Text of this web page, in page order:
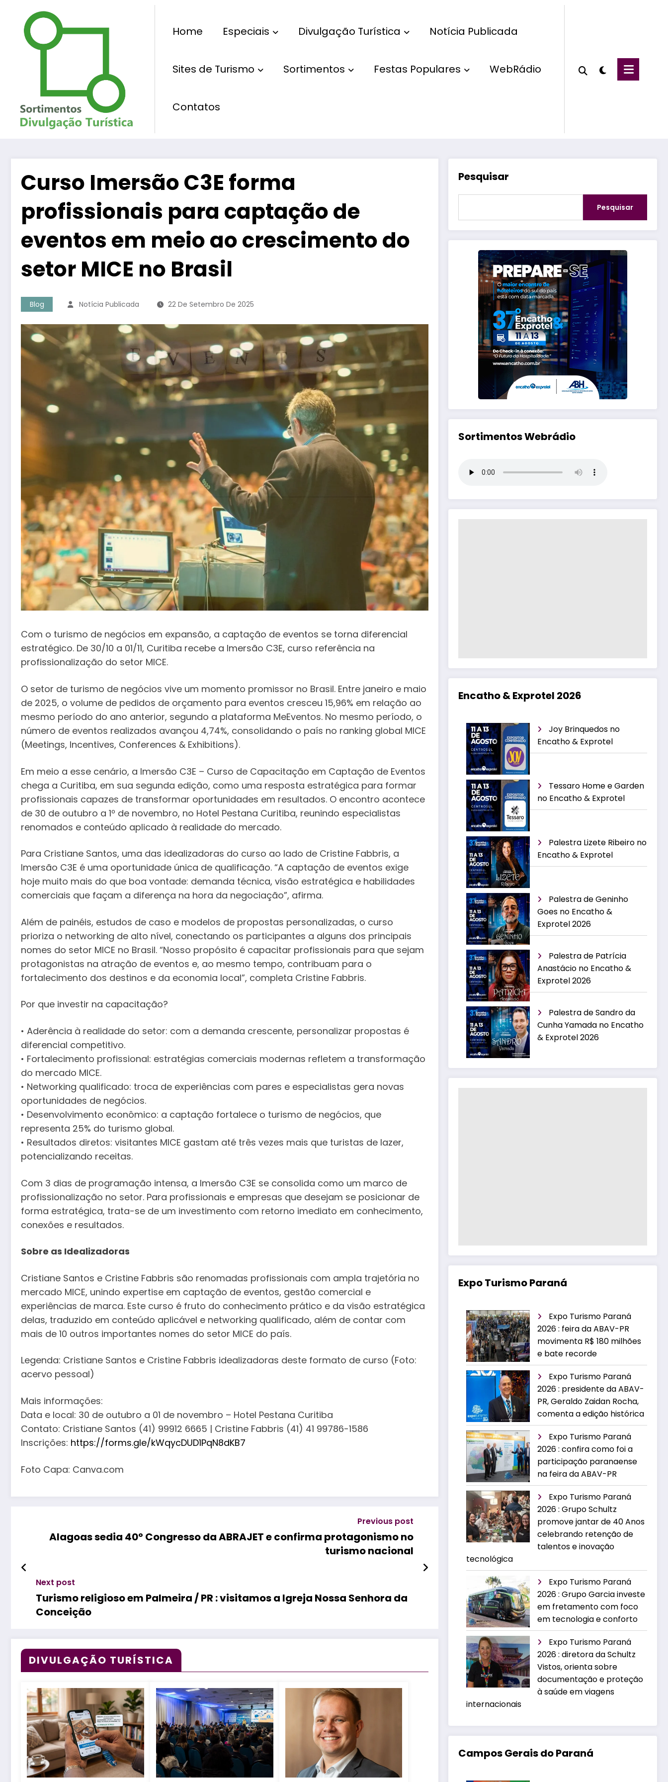
conteúdo
Home Especiais Divulgação Turística Notícia Publicada
Sites de Turismo Sortimentos Festas Populares WebRádio
Contatos
Curso Imersão C3E forma
profissionais para captação de
eventos em meio ao crescimento do
setor MICE no Brasil
Blog Notícia Publicada 22 De Setembro De 2025
Com o turismo de negócios em expansão, a captação de eventos se torna diferencial
estratégico. De 30/10 a 01/11, Curitiba recebe a Imersão C3E, curso referência na
profissionalização do setor MICE.
O setor de turismo de negócios vive um momento promissor no Brasil. Entre janeiro e maio
de 2025, o volume de pedidos de orçamento para eventos cresceu 15,96% em relação ao
mesmo período do ano anterior, segundo a plataforma MeEventos. No mesmo período, o
número de eventos realizados avançou 4,74%, consolidando o país no ranking global MICE
(Meetings, Incentives, Conferences & Exhibitions).
Em meio a esse cenário, a Imersão C3E – Curso de Capacitação em Captação de Eventos
chega a Curitiba, em sua segunda edição, como uma resposta estratégica para formar
profissionais capazes de transformar oportunidades em resultados. O encontro acontece
de 30 de outubro a 1º de novembro, no Hotel Pestana Curitiba, reunindo especialistas
renomados e conteúdo aplicado à realidade do mercado.
Para Cristiane Santos, uma das idealizadoras do curso ao lado de Cristine Fabbris, a
Imersão C3E é uma oportunidade única de qualificação. “A captação de eventos exige
hoje muito mais do que boa vontade: demanda técnica, visão estratégica e habilidades
comerciais que façam a diferença na hora da negociação”, afirma.
Além de painéis, estudos de caso e modelos de propostas personalizadas, o curso
prioriza o networking de alto nível, conectando os participantes a alguns dos principais
nomes do setor MICE no Brasil. “Nosso propósito é capacitar profissionais para que sejam
protagonistas na atração de eventos e, ao mesmo tempo, contribuam para o
fortalecimento dos destinos e da economia local”, completa Cristine Fabbris.
Por que investir na capacitação?
• Aderência à realidade do setor: com a demanda crescente, personalizar propostas é
diferencial competitivo.
• Fortalecimento profissional: estratégias comerciais modernas refletem a transformação
do mercado MICE.
• Networking qualificado: troca de experiências com pares e especialistas gera novas
oportunidades de negócios.
• Desenvolvimento econômico: a captação fortalece o turismo de negócios, que
representa 25% do turismo global.
• Resultados diretos: visitantes MICE gastam até três vezes mais que turistas de lazer,
potencializando receitas.
Com 3 dias de programação intensa, a Imersão C3E se consolida como um marco de
profissionalização no setor. Para profissionais e empresas que desejam se posicionar de
forma estratégica, trata-se de um investimento com retorno imediato em conhecimento,
conexões e resultados.
Sobre as Idealizadoras
Cristiane Santos e Cristine Fabbris são renomadas profissionais com ampla trajetória no
mercado MICE, unindo expertise em captação de eventos, gestão comercial e
experiências de marca. Este curso é fruto do conhecimento prático e da visão estratégica
delas, traduzido em conteúdo aplicável e networking qualificado, além de contar com
mais de 10 outros importantes nomes do setor MICE do país.
Legenda: Cristiane Santos e Cristine Fabbris idealizadoras deste formato de curso (Foto:
acervo pessoal)
Mais informações:
Data e local: 30 de outubro a 01 de novembro – Hotel Pestana Curitiba
Contato: Cristiane Santos (41) 99912 6665 | Cristine Fabbris (41) 41 99786-1586
Inscrições: https://forms.gle/kWqycDUD1PqN8dKB7
Foto Capa: Canva.com
Previous post
Alagoas sedia 40º Congresso da ABRAJET e confirma protagonismo no
turismo nacional
Next post
Turismo religioso em Palmeira / PR : visitamos a Igreja Nossa Senhora da
Conceição
DIVULGAÇÃO TURÍSTICA
Pesquisar
Pesquisar
Sortimentos Webrádio
Encatho & Exprotel 2026
Joy Brinquedos no
Encatho & Exprotel
Tessaro Home e Garden
no Encatho & Exprotel
Palestra Lizete Ribeiro no
Encatho & Exprotel
Palestra de Geninho
Goes no Encatho &
Exprotel 2026
Palestra de Patrícia
Anastácio no Encatho &
Exprotel 2026
Palestra de Sandro da
Cunha Yamada no Encatho
& Exprotel 2026
Expo Turismo Paraná
Expo Turismo Paraná
2026 : feira da ABAV-PR
movimenta R$ 180 milhões
e bate recorde
Expo Turismo Paraná
2026 : presidente da ABAV-
PR, Geraldo Zaidan Rocha,
comenta a edição histórica
Expo Turismo Paraná
2026 : confira como foi a
participação paranaense
na feira da ABAV-PR
Expo Turismo Paraná
2026 : Grupo Schultz
promove jantar de 40 Anos
celebrando retenção de
talentos e inovação
tecnológica
Expo Turismo Paraná
2026 : Grupo Garcia investe
em fretamento com foco
em tecnologia e conforto
Expo Turismo Paraná
2026 : diretora da Schultz
Vistos, orienta sobre
documentação e proteção
à saúde em viagens
internacionais
Campos Gerais do Paraná